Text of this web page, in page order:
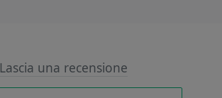
Lascia una recensione